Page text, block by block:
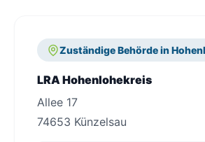
Zuständige Behörde in
LRA Hohenlohekreis
Allee 17
74653 Künzelsau